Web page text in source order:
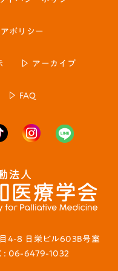
4-8 日栄ビル603B号室
: 06-6479-1032
ポリシー
アーカイブ
FAQ